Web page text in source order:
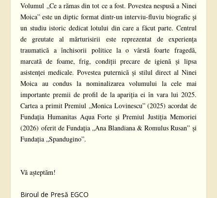
Volumul „Ce a rămas din tot ce a fost. Povestea nespusă a Ninei
Moica” este un diptic format dintr-un interviu-fluviu biografic și
un studiu istoric dedicat lotului din care a făcut parte. Centrul
de greutate al mărturisirii este reprezentat de experiența
traumatică a închisorii politice la o vârstă foarte fragedă,
marcată de foame, frig, condiții precare de igienă și lipsa
asistenței medicale. Povestea puternică și stilul direct al Ninei
Moica au condus la nominalizarea volumului la cele mai
importante premii de profil de la apariția ei în vara lui 2025.
Cartea a primit Premiul „Monica Lovinescu” (2025) acordat de
Fundația Humanitas Aqua Forte și Premiul Justiția Memoriei
(2026) oferit de Fundația „Ana Blandiana & Romulus Rusan” și
Fundația „Spandugino”.
Vă așteptăm!
Biroul de Presă EGCO